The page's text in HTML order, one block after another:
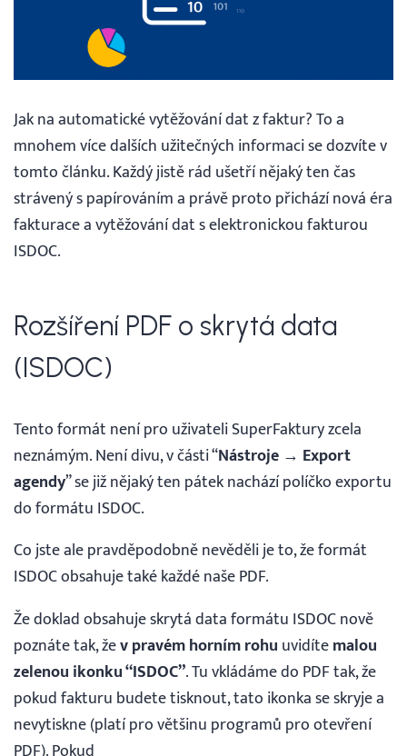
Čeština
English
30 DNÍ ZDARMA
Jak na automatické vytěžování dat z faktur? To a
mnohem více dalších užitečných informaci se dozvíte v
tomto článku. Každý jistě rád ušetří nějaký ten čas
strávený s papírováním a právě proto přichází nová éra
fakturace a vytěžování dat s elektronickou fakturou
ISDOC.
Rozšíření PDF o skrytá data
(ISDOC)
Tento formát není pro uživateli SuperFaktury zcela
neznámým. Není divu, v části “Nástroje → Export
agendy” se již nějaký ten pátek nachází políčko exportu
do formátu ISDOC.
Co jste ale pravděpodobně nevěděli je to, že formát
ISDOC obsahuje také každé naše PDF.
Že doklad obsahuje skrytá data formátu ISDOC nově
poznáte tak, ževpravém horním rohu uvidítemalou
zelenou ikonku “ISDOC”. Tu vkládáme do PDF tak, že
pokud fakturu budete tisknout, tato ikonka se skryje a
nevytiskne (platí pro většinu programů pro otevření